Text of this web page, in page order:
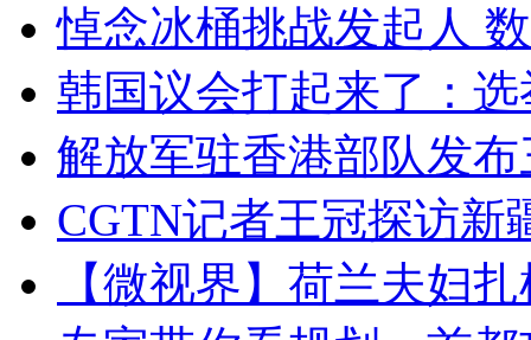
悼念冰桶挑战发起人
韩国议会打起来了：
解放军驻香港部队发
CGTN记者王冠探访新
【微视界】荷兰夫妇